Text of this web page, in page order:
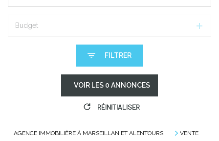
Budget
FILTRER
VOIR LES 0 ANNONCES
RÉINITIALISER
AGENCE IMMOBILIÈRE À MARSEILLAN ET ALENTOURS
VENTE